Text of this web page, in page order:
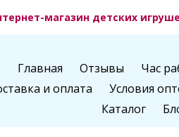
магазин детских
Главная
Отзывы
Час
и оплата
Условия
Каталог